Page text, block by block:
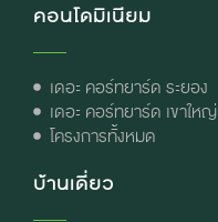
คอนโดมิเนียม
เดอะ คอร์ทยาร์ด ระยอง
เดอะ คอร์ทยาร์ด เขาใหญ่
โครงการทั้งหมด
บ้านเดี่ยว